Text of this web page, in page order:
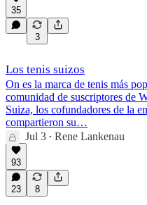
35
3
Los tenis suizos
On es la marca de tenis más
comunidad de suscriptores de
Suiza, los cofundadores de la
compartieron su…
Jul 3 • Rene Lankenau
93
23 8